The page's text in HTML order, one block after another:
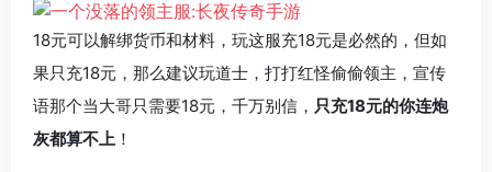
18元可以解绑货币和材料，玩这服充18元是必然的，但如
果只充18元，那么建议玩道士，打打红怪偷偷领主，宣传
语那个当大哥只需要18元，千万别信， 只充18元的你连炮
灰都算不上 ！